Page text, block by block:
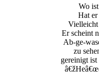
Wo
Hat er
Er scheint
Ab-ge-
zu
gereinigt